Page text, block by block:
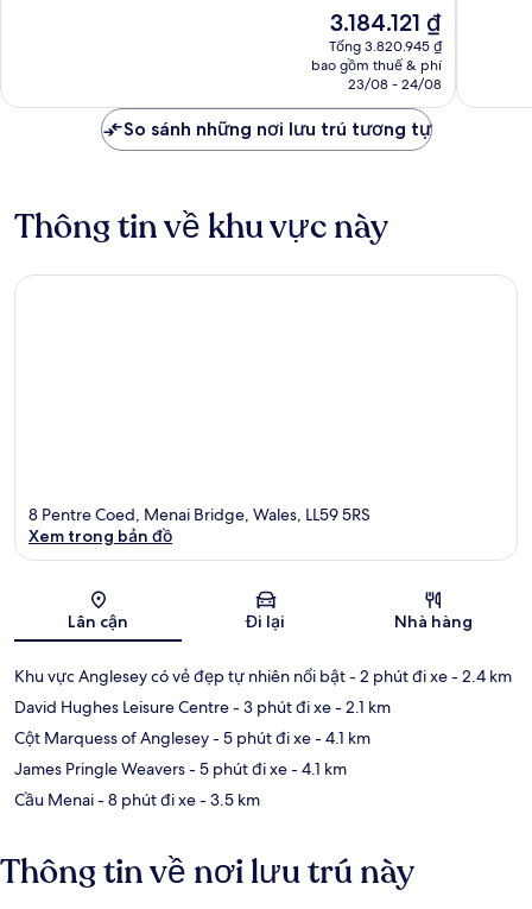
xét
Giá
hiện
tại
3.184.121 ₫
3.184.121 ₫
Tổng 3.820.945 ₫
bao gồm thuế & phí
23/08 - 24/08
So sánh những nơi lưu trú tương tự
Thông tin về khu vực này
Bản đồ
8 Pentre Coed, Menai Bridge, Wales, LL59 5RS
Xem trong bản đồ
Lân cận Đi lại Nhà hàng
Khu vực Anglesey có vẻ đẹp tự nhiên nổi bật- 2 phút đi xe- 2.4 km
David Hughes Leisure Centre- 3 phút đi xe- 2.1 km
Cột Marquess of Anglesey- 5 phút đi xe- 4.1 km
James Pringle Weavers- 5 phút đi xe- 4.1 km
Cầu Menai- 8 phút đi xe- 3.5 km
Thông tin về nơi lưu trú này